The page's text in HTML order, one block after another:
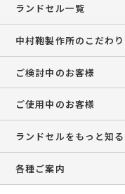
ランドセル一覧
中村鞄製作所のこだわり
ご検討中のお客様
ご使用中のお客様
ランドセルをもっと知る
各種ご案内